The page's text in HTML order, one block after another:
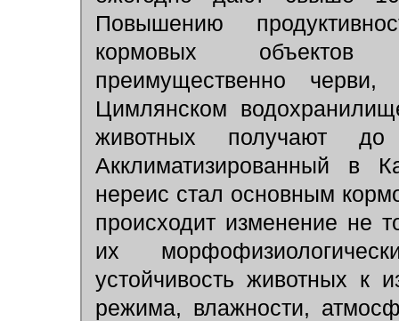
Повышению
кормовых объектов
преимущественно
Цимлянском
животных получают
Акклиматизированный в
нереис стал основным
происходит изменение не
их
устойчивость животных к
режима, влажности,